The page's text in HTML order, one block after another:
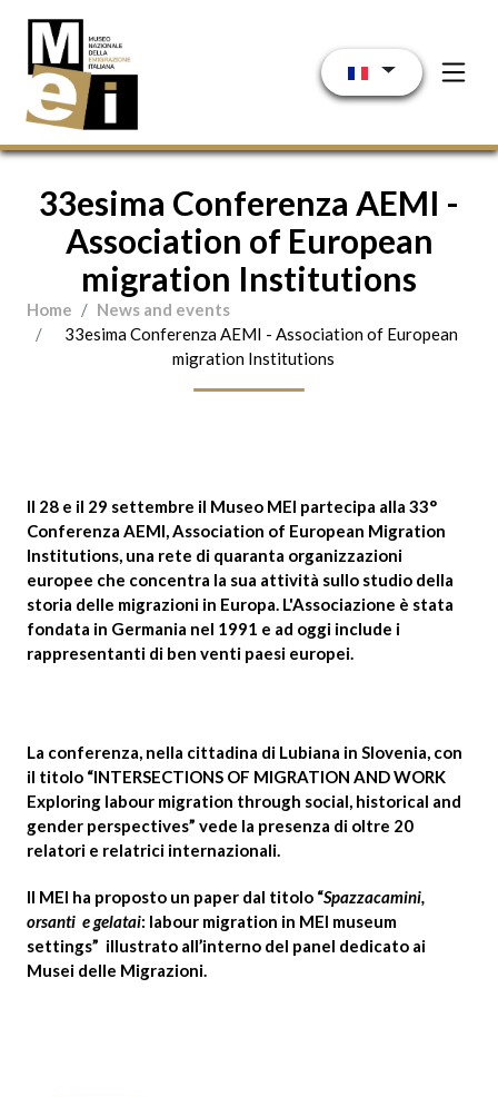
33esima Conferenza AEMI -
Association of European
migration Institutions
Home
News and events
33esima Conferenza AEMI - Association of European
migration Institutions
Il 28 e il 29 settembre il Museo MEI partecipa alla 33°
Conferenza AEMI, Association of European Migration
Institutions, una rete di quaranta organizzazioni
europee che concentra la sua attività sullo studio della
storia delle migrazioni in Europa. L'Associazione è stata
fondata in Germania nel 1991 e ad oggi include i
rappresentanti di ben venti paesi europei.
La conferenza, nella cittadina di Lubiana in Slovenia, con
il titolo “INTERSECTIONS OF MIGRATION AND WORK
Exploring labour migration through social, historical and
gender perspectives” vede la presenza di oltre 20
relatori e relatrici internazionali.
Il MEI ha proposto un paper dal titolo “Spazzacamini,
orsanti e gelatai: labour migration in MEI museum
settings” illustrato all’interno del panel dedicato ai
Musei delle Migrazioni.